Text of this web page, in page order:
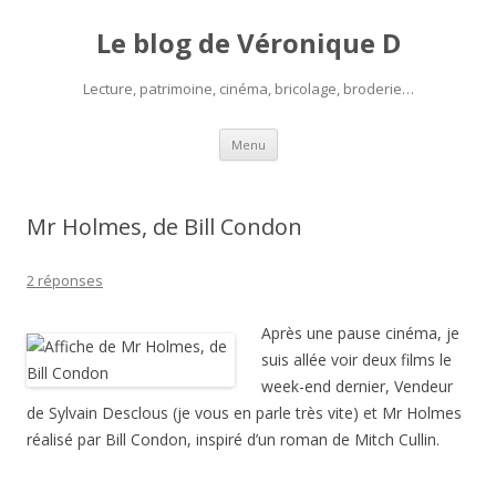
Le blog de Véronique D
Lecture, patrimoine, cinéma, bricolage, broderie…
Menu Aller
contenu
Mr Holmes, de Bill Condon
2 réponses
Après une pause cinéma, je
suis allée voir deux films le
week-end dernier, Vendeur
de Sylvain Desclous (je vous en parle très vite) et Mr Holmes
réalisé par Bill Condon, inspiré d’un roman de Mitch Cullin.